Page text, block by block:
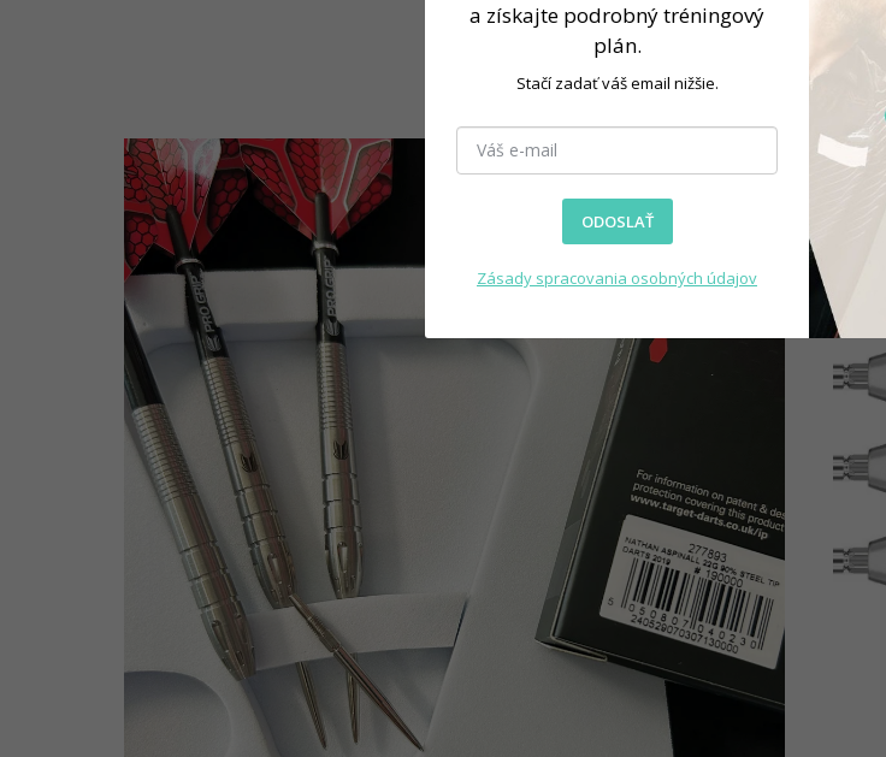
a získajte podrobný tréningový
plán.
Stačí zadať váš email nižšie.
ODOSLAŤ
Zásady spracovania osobných údajov